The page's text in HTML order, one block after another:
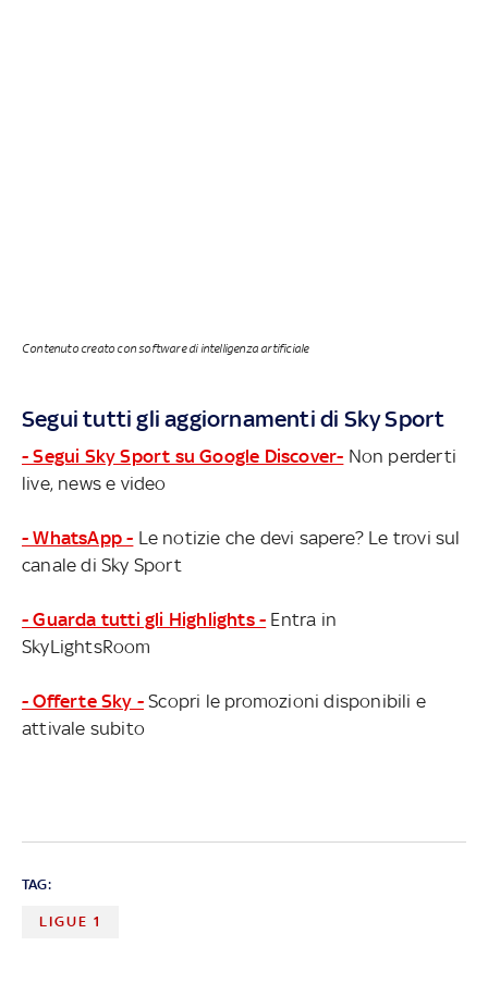
Contenuto creato con software di intelligenza artificiale
Segui tutti gli aggiornamenti di Sky Sport
- Segui Sky Sport su Google Discover- Non perderti
live, news e video
- WhatsApp - Le notizie che devi sapere? Le trovi sul
canale di Sky Sport
- Guarda tutti gli Highlights - Entra in
SkyLightsRoom
- Offerte Sky - Scopri le promozioni disponibili e
attivale subito
TAG:
LIGUE 1